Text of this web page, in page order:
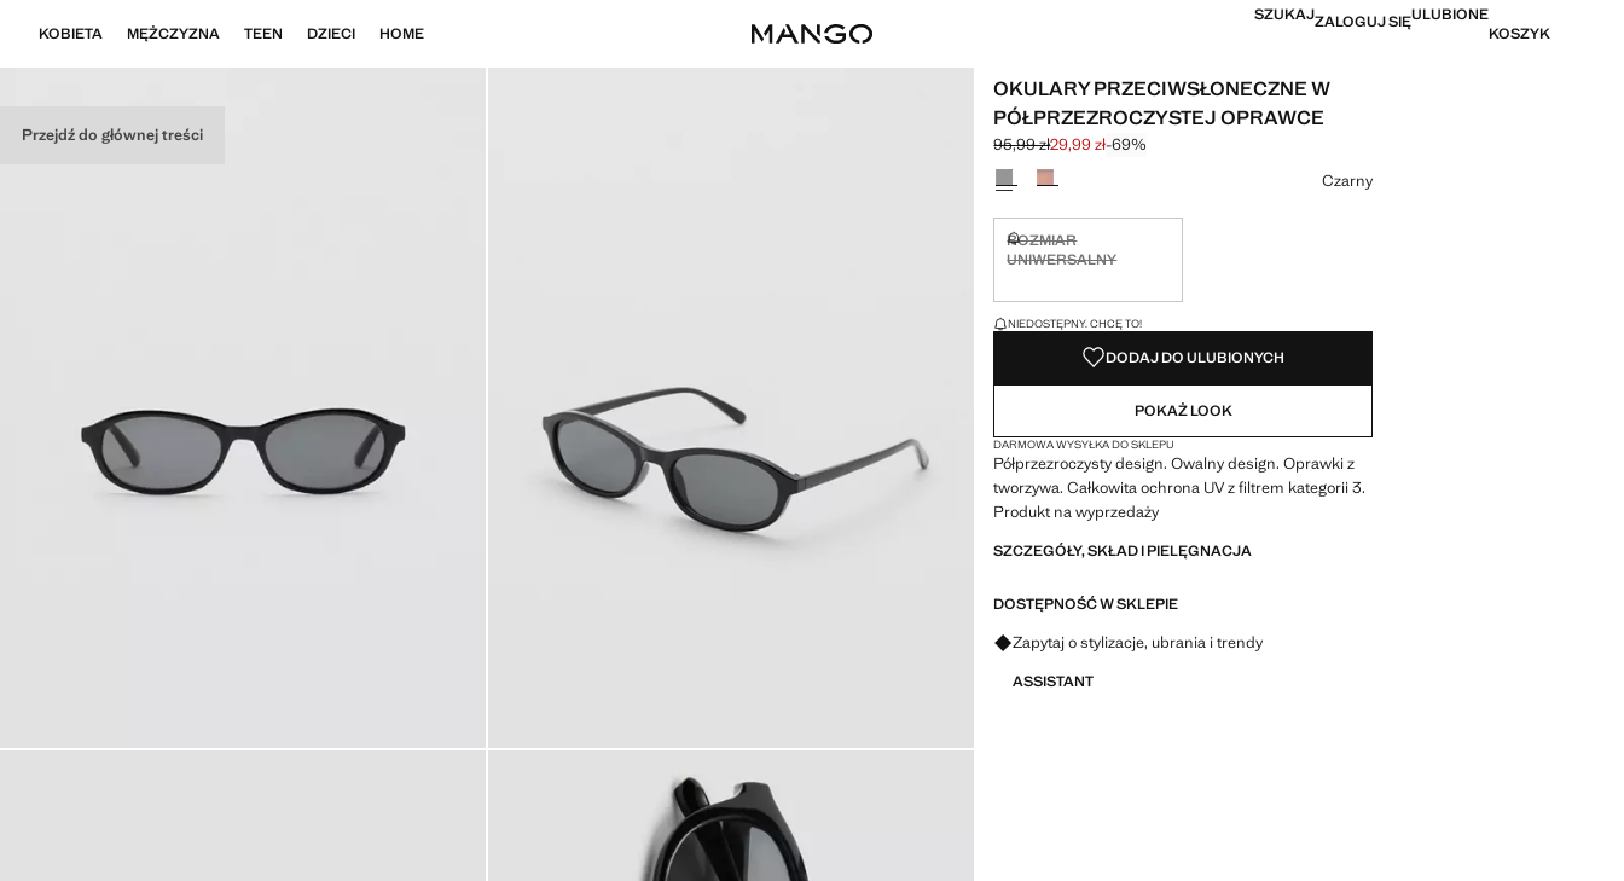
Przejdź do głównej treści
KOBIETA MĘŻCZYZNA TEEN DZIECI HOME
SZUKAJZALOGUJ SIĘULUBIONE
KOSZYK
OKULARY PRZECIWSŁONECZNE W
PÓŁPRZEZROCZYSTEJ OPRAWCE
Skreślona cena początkowa [95,99 zł ]
95,99 zł
Aktualna cena [29,99 zł ]
29,99 zł-69%
Wybierz kolor
Czarny
ROZMIAR
UNIWERSALNY
Niedostępny. Chcę to!
OSTATNIE SZTUKI!
NIEDOSTĘPNY. CHCĘ TO!
DODAJ DO ULUBIONYCH
POKAŻ LOOK
DARMOWA WYSYŁKA DO SKLEPU
Półprzezroczysty design. Owalny design. Oprawki z
tworzywa. Całkowita ochrona UV z filtrem kategorii 3.
Produkt na wyprzedaży
SZCZEGÓŁY, SKŁAD I PIELĘGNACJA
DOSTĘPNOŚĆ W SKLEPIE
Zapytaj o stylizacje, ubrania i trendy
ASSISTANT